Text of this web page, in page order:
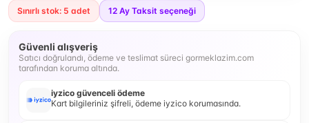
Sınırlı stok: 5 adet 12 Ay Taksit seçeneği
Güvenli alışveriş
Satıcı doğrulandı, ödeme ve teslimat süreci gormeklazim.com
tarafından koruma altında.
iyzico güvenceli ödeme
Kart bilgileriniz şifreli, ödeme iyzico korumasında.